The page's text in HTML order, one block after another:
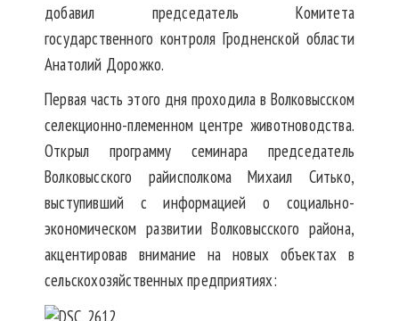
добавил председатель Комитета
государственного контроля Гродненской области
Анатолий Дорожко.
Первая часть этого дня проходила в Волковысском
селекционно-племенном центре животноводства.
Открыл программу семинара председатель
Волковысского райисполкома Михаил Ситько,
выступивший с информацией о социально-
экономическом развитии Волковысского района,
акцентировав внимание на новых объектах в
сельскохозяйственных предприятиях: